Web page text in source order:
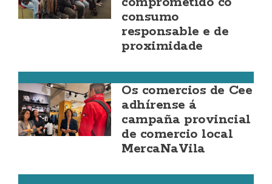
consumo
responsable e de
proximidade
Os comercios de Cee
adhírense á
campaña provincial
de comercio local
MercaNaVila